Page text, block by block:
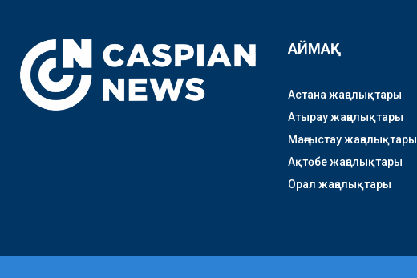
АЙМАҚ
Астана жаңалықтары
Атырау жаңалықтары
Маңғыстау жаңалықтары
Ақтөбе жаңалықтары
Орал жаңалықтары